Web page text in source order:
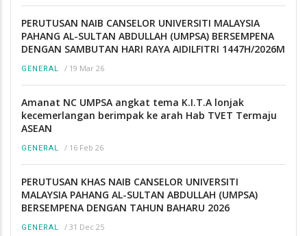
PERUTUSAN NAIB CANSELOR UNIVERSITI MALAYSIA
PAHANG AL-SULTAN ABDULLAH (UMPSA) BERSEMPENA
DENGAN SAMBUTAN HARI RAYA AIDILFITRI 1447H/2026M
GENERAL / 19 Mar 26
Amanat NC UMPSA angkat tema K.I.T.A lonjak
kecemerlangan berimpak ke arah Hab TVET Termaju
ASEAN
GENERAL / 16 Feb 26
PERUTUSAN KHAS NAIB CANSELOR UNIVERSITI
MALAYSIA PAHANG AL-SULTAN ABDULLAH (UMPSA)
BERSEMPENA DENGAN TAHUN BAHARU 2026
GENERAL / 31 Dec 25